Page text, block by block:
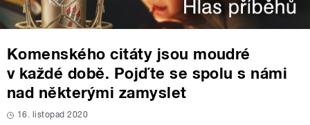
Komenského citáty jsou moudré
v každé době. Pojďte se spolu s námi
nad některými zamyslet
16. listopad 2020